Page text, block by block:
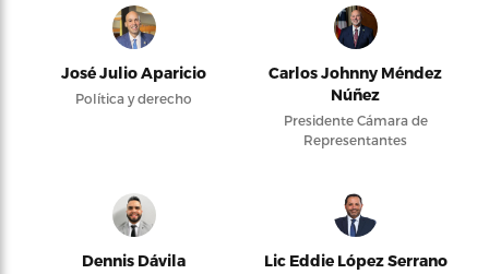
José Julio Aparicio
Política y derecho
Carlos Johnny Méndez
Núñez
Presidente Cámara de
Representantes
Dennis Dávila Lic Eddie López Serrano